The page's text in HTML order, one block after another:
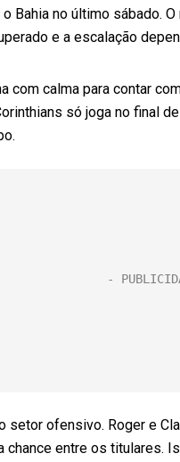
Bahia no último sábado.
e a escalação
com calma para contar
só joga no final
setor ofensivo. Roger e
chance entre os titulares.